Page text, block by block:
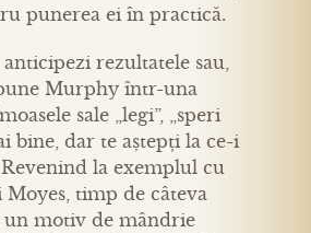
punerea ei în practică.
anticipezi rezultatele sau,
Murphy într-una
sale „legi”, „speri
bine, dar te aștepți la ce-i
la exemplul cu
Moyes, timp de câteva
un motiv de mândrie